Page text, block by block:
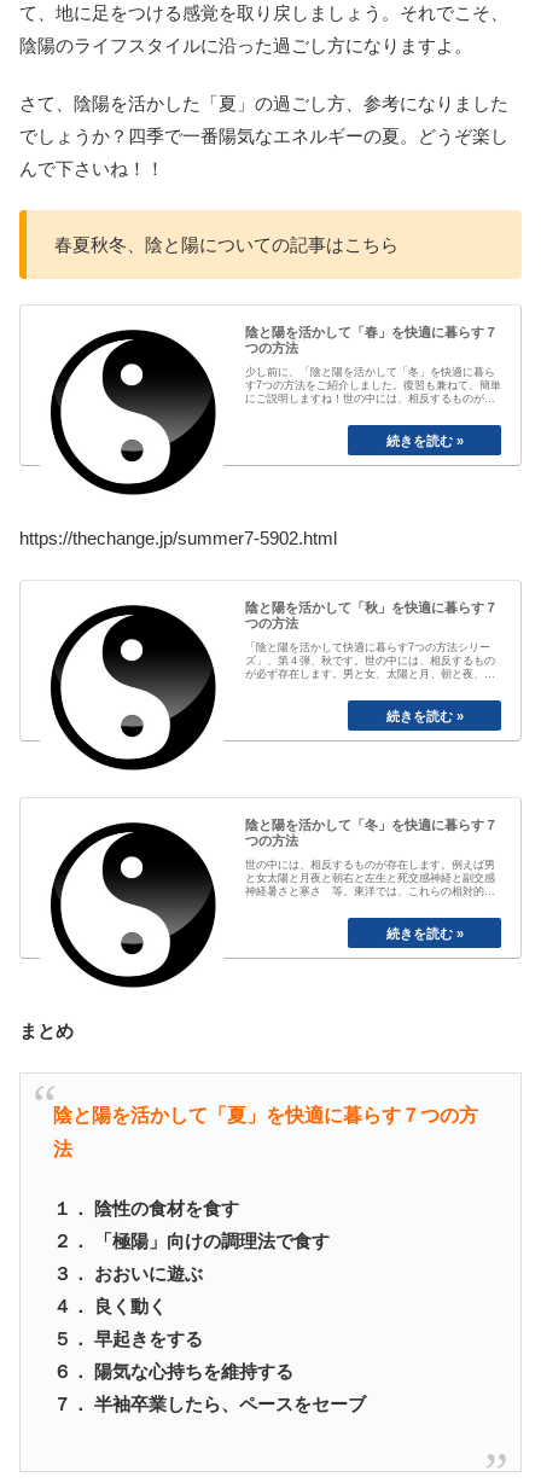
て、地に足をつける感覚を取り戻しましょう。それでこそ、
陰陽のライフスタイルに沿った過ごし方になりますよ。
さて、陰陽を活かした「夏」の過ごし方、参考になりました
でしょうか？四季で一番陽気なエネルギーの夏。どうぞ楽し
んで下さいね！！
春夏秋冬、陰と陽についての記事はこちら
陰と陽を活かして「春」を快適に暮らす７
つの方法
少し前に、「陰と陽を活かして「冬」を快適に暮ら
す7つの方法をご紹介しました。復習も兼ねて、簡単
にご説明しますね！世の中には、相反するものが必
動、生と死。これのように相対的な物事を「陰陽」
として見るのですが、このバランスが大切で、意識
して生活すると、自然調和し、心身穏やかに、健...
https://thechange.jp/summer7-5902.html
陰と陽を活かして「秋」を快適に暮らす７
つの方法
「陰と陽を活かして快適に暮らす7つの方法シリー
ズ」、第４弾、秋です。世の中には、相反するもの
が必ず存在します。男と女、太陽と月、朝と夜、静
として見るのですが、（上記で言うと、左が陽、右
が陰）このバランスこそが大切で、これを意識して
生活すると、自然界とのバランスともあって、心...
陰と陽を活かして「冬」を快適に暮らす７
つの方法
世の中には、相反するものが存在します。例えば男
と女太陽と月夜と朝右と左生と死交感神経と副交感
神経暑さと寒さ 等。東洋では、これらの相対的な
というモノサシで見て、そのバランスをとる生活の
仕方、食の仕方をしてきたのです。言うならば、
「自然の摂理」「宇宙の秩序」という所でしょ
う。...
まとめ
陰と陽を活かして「夏」を快適に暮らす７つの方
法
１． 陰性の食材を食す
２． 「極陽」向けの調理法で食す
３． おおいに遊ぶ
４． 良く動く
５． 早起きをする
６． 陽気な心持ちを維持する
７． 半袖卒業したら、ペースをセーブ